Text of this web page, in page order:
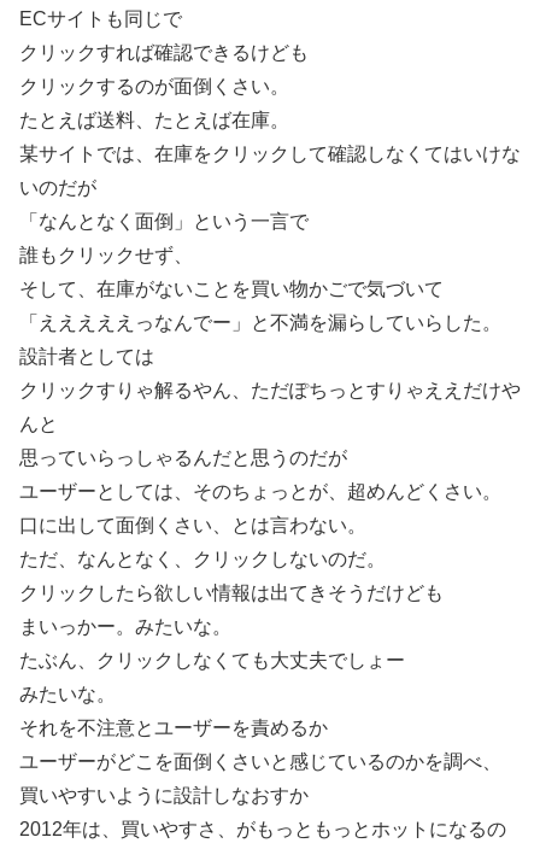
ECサイトも同じで
クリックすれば確認できるけども
クリックするのが面倒くさい。
たとえば送料、たとえば在庫。
某サイトでは、在庫をクリックして確認しなくてはいけな
いのだが
「なんとなく面倒」という一言で
誰もクリックせず、
そして、在庫がないことを買い物かごで気づいて
「えええええっなんでー」と不満を漏らしていらした。
設計者としては
クリックすりゃ解るやん、ただぽちっとすりゃええだけや
んと
思っていらっしゃるんだと思うのだが
ユーザーとしては、そのちょっとが、超めんどくさい。
口に出して面倒くさい、とは言わない。
ただ、なんとなく、クリックしないのだ。
クリックしたら欲しい情報は出てきそうだけども
まいっかー。みたいな。
たぶん、クリックしなくても大丈夫でしょー
みたいな。
それを不注意とユーザーを責めるか
ユーザーがどこを面倒くさいと感じているのかを調べ、
買いやすいように設計しなおすか
2012年は、買いやすさ、がもっともっとホットになるの